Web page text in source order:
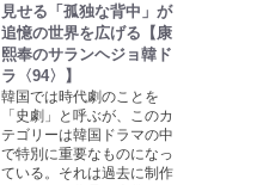
見せる「孤独な背中」が
追憶の世界を広げる【康
熙奉のサランヘジョ韓ド
ラ〈94〉】
韓国では時代劇のことを
「史劇」と呼ぶが、このカ
テゴリーは韓国ドラマの中
で特別に重要なものになっ
ている。それは過去に制作